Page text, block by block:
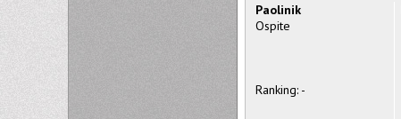
Paolinik
Ospite
Ranking: -